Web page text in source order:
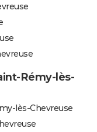
Rémy-lès-
lès-Chevreuse